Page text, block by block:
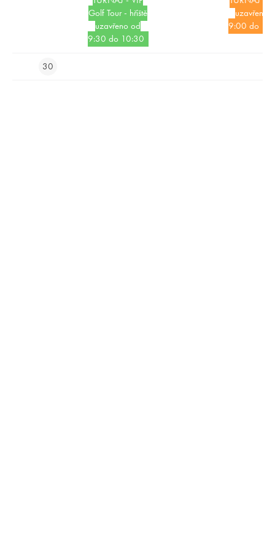
Golf Tour - hřiště
uzavřeno od
9:30 do 10:30
uzavřeno
9:00 do
30